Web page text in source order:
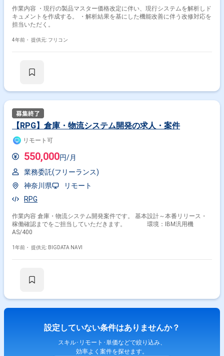
作業内容 ・現行の製品マスター価格改定に伴い、現行システムを解析しド
キュメントを作成する。 ・解析結果を基にした機能改善に伴う改修対応を
担当いただく。
4年前・ 提供元: フリコン
【RPG】倉庫・物流システム開発の求人・案件
リモート可
550,000円/月
業務委託(フリーランス)
神奈川県
リモート
RPG
作業内容 倉庫・物流システム開発案件です。 基本設計～本番リリース・
稼働確認までをご担当していただきます。 環境：IBM汎用機
AS/400
1年前・ 提供元: BIGDATA NAVI
設定していない条件はありませんか？
スキル･リモート･単価などで絞り込み、
効率よく案件を探せます。